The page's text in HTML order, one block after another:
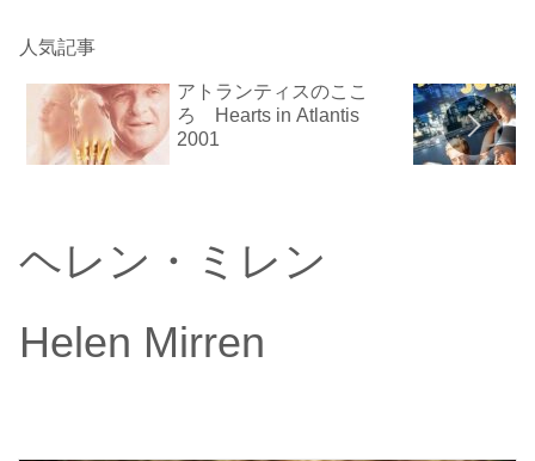
人気記事
アトランティスのここ
ろ Hearts in Atlantis
2001
ヘレン・ミレン
Helen Mirren